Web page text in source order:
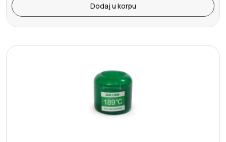
Dodaj u korpu